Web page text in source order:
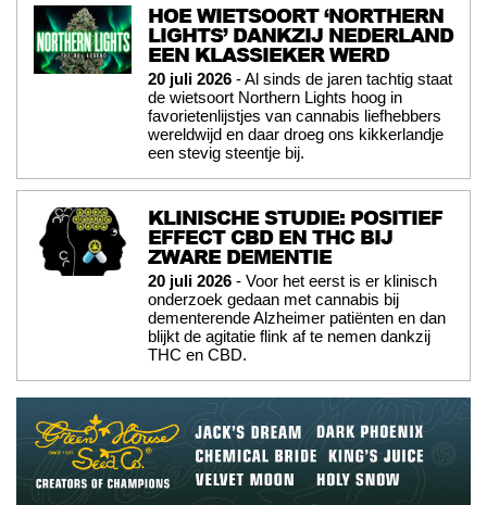
HOE WIETSOORT ‘NORTHERN
LIGHTS’ DANKZIJ NEDERLAND
EEN KLASSIEKER WERD
20 juli 2026 - Al sinds de jaren tachtig staat
de wietsoort Northern Lights hoog in
favorietenlijstjes van cannabis liefhebbers
wereldwijd en daar droeg ons kikkerlandje
een stevig steentje bij.
KLINISCHE STUDIE: POSITIEF
EFFECT CBD EN THC BIJ
ZWARE DEMENTIE
20 juli 2026 - Voor het eerst is er klinisch
onderzoek gedaan met cannabis bij
dementerende Alzheimer patiënten en dan
blijkt de agitatie flink af te nemen dankzij
THC en CBD.